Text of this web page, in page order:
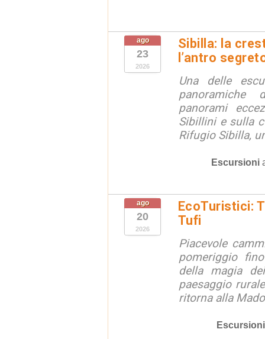
ago
23
2026
Sibilla: la
l’antro
Una delle
panorami
Sibillini e sulla
Rifugio Sibilla,
Escursioni
ago
20
2026
EcoTuristici:
Tufi
Piacevole
pomeriggio
della magia
paesaggio
ritorna alla
Escursioni